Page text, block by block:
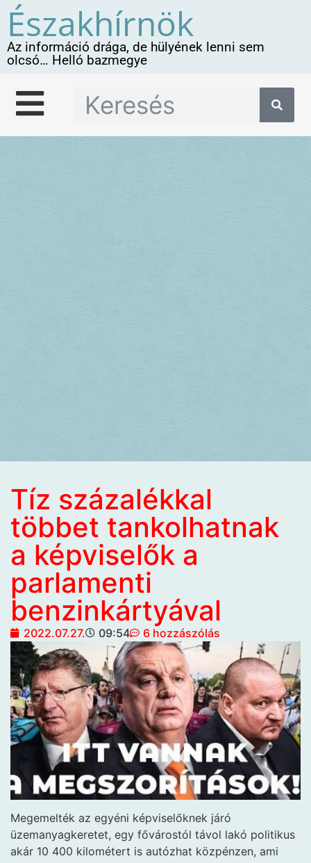
Északhírnök
Az információ drága, de hülyének lenni sem
olcsó… Helló bazmegye
Tíz százalékkal
többet tankolhatnak
a képviselők a
parlamenti
benzinkártyával
2022.07.27. 09:54 6 hozzászólás
Megemelték az egyéni képviselőknek járó
üzemanyagkeretet, egy fővárostól távol lakó politikus
akár 10 400 kilométert is autózhat közpénzen, ami